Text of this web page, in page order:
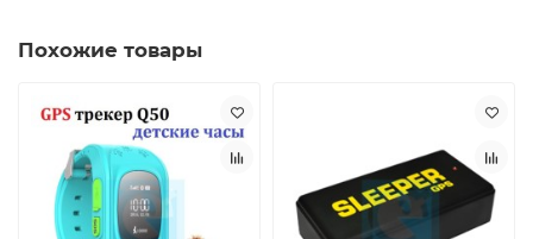
Похожие товары